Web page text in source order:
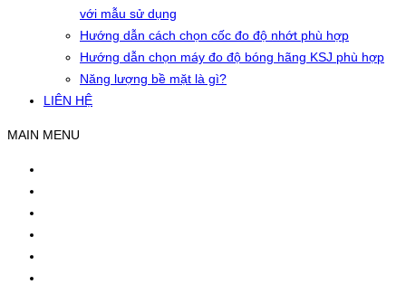
với mẫu sử dụng
Hướng dẫn cách chọn cốc đo độ nhớt phù hợp
Hướng dẫn chọn máy đo độ bóng hãng KSJ phù hợp
Năng lượng bề mặt là gì?
LIÊN HỆ
MAIN MENU